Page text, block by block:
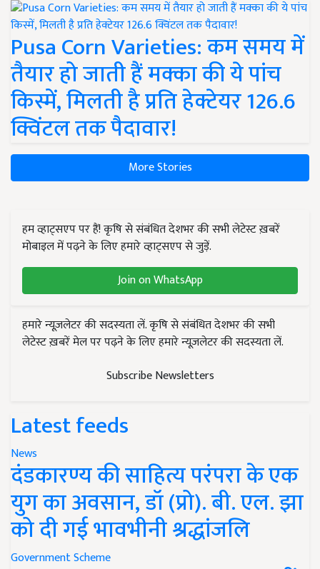
Pusa Corn Varieties: कम समय में
तैयार हो जाती हैं मक्का की ये पांच
किस्में, मिलती है प्रति हेक्टेयर 126.6
क्विंटल तक पैदावार!
More Stories
हम व्हाट्सएप पर हैं! कृषि से संबंधित देशभर की सभी लेटेस्ट ख़बरें
मोबाइल में पढ़ने के लिए हमारे व्हाट्सएप से जुड़ें.
Join on WhatsApp
हमारे न्यूज़लेटर की सदस्यता लें. कृषि से संबंधित देशभर की सभी
लेटेस्ट ख़बरें मेल पर पढ़ने के लिए हमारे न्यूज़लेटर की सदस्यता लें.
Subscribe Newsletters
Latest feeds
News
दंडकारण्य की साहित्य परंपरा के एक
युग का अवसान, डॉ (प्रो). बी. एल. झा
को दी गई भावभीनी श्रद्धांजलि
Government Scheme